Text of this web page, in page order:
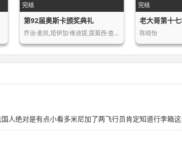
完结
第92届奥斯卡颁奖典礼
乔治·麦凯,塔伊加·维迪提,提莫西·查…
完结
老大哥第十
陈晓怡
人绝对是有点小看多米尼加了两飞行员肯定知道行李箱